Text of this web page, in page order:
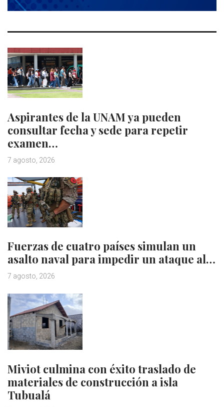
Aspirantes de la UNAM ya pueden
consultar fecha y sede para repetir
examen…
7 agosto, 2026
Fuerzas de cuatro países simulan un
asalto naval para impedir un ataque al…
7 agosto, 2026
Miviot culmina con éxito traslado de
materiales de construcción a isla
Tubualá